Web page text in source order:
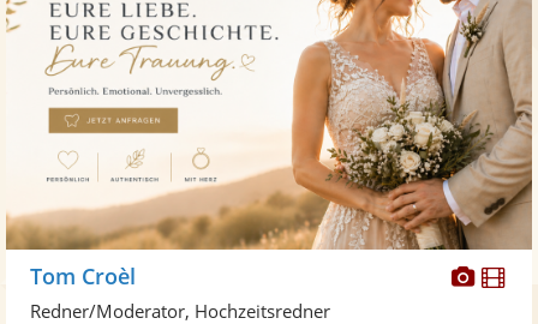
Tom Croèl
Redner/Moderator, Hochzeitsredner